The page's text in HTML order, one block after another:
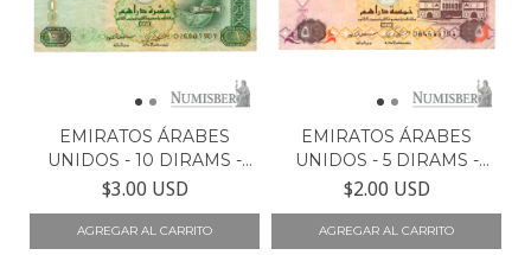
EMIRATOS ÁRABES
UNIDOS - 10 DIRAMS -
P27...
$3.00 USD
EMIRATOS ÁRABES
UNIDOS - 5 DIRAMS -
P26...
$2.00 USD